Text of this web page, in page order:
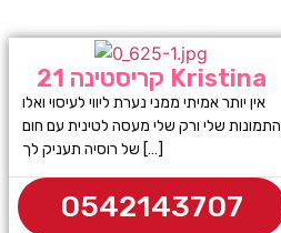
קריסטינה 21 Kristina
אין יותר אמיתי ממני נערת ליווי לעיסוי ואלו
התמונות שלי ורק שלי מעסה לטינית עם חום
של רוסיה תעניק לך […]
0542143707